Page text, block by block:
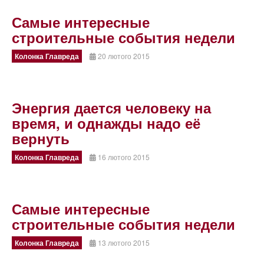
Самые интересные
строительные события недели
Колонка Главреда 20 лютого 2015
Энергия дается человеку на
время, и однажды надо её
вернуть
Колонка Главреда 16 лютого 2015
Самые интересные
строительные события недели
Колонка Главреда 13 лютого 2015